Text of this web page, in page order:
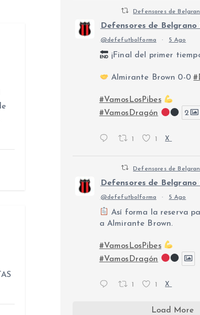
Defensores de
Defensores de
@defefutbolforma · 5 Ago
¡Final del primer
Almirante Brown 0-0
#VamosLosPibes
#VamosDragón
2
1 1 X
Defensores de
Defensores de
@defefutbolforma · 5 Ago
Así forma la reserva
a Almirante Brown.
#VamosLosPibes
#VamosDragón
1 1 X
Load More